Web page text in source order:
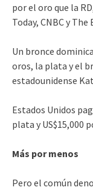
por el oro que la
Today, CNBC y
Un bronce
oros, la plata y el
estadounidense
Estados Unidos
plata y US$15,000
Más por menos
Pero el común